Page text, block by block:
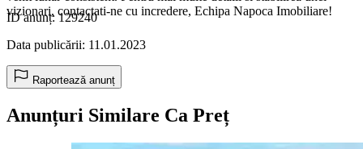
vizionari, contactati-ne cu incredere, Echipa Napoca Imobiliare!
ID anunț: 129240
Data publicării: 11.01.2023
Raportează anunț
Anunțuri Similare Ca Preț